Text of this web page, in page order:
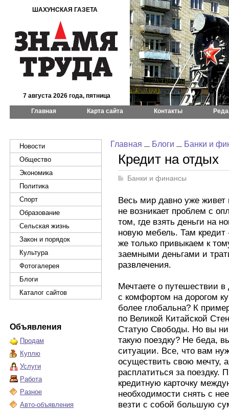
ШАХУНСКАЯ ГАЗЕТА
7 августа 2026 года, пятница
Главная Карта сайта Контакты
Новости
Общество
Экономика
Политика
Спорт
Образование
Сельская жизнь
Закон и порядок
Культура
Фотогалерея
Блоги
Каталог сайтов
Объявления
Продам
Куплю
Услуги
Работа
Разное
Авто-объявления
Главная Блоги Банки и
Кредит на отдых
Банки и финансы
Весь мир давно уже живет
не возникает проблем с
том, где взять деньги на
новую мебель. Там
же только привыкаем к
заемными деньгами и
развлечения.
Мечтаете о путешествии в
с комфортом на дорогом
более глобальна? К
по Великой Китайской
Статую Свободы. Но вы
такую поездку? Не беда,
ситуации. Все, что вам
осуществить свою мечту,
расплатиться за поездку.
кредитную карточку
необходимости снять с
везти с собой большую